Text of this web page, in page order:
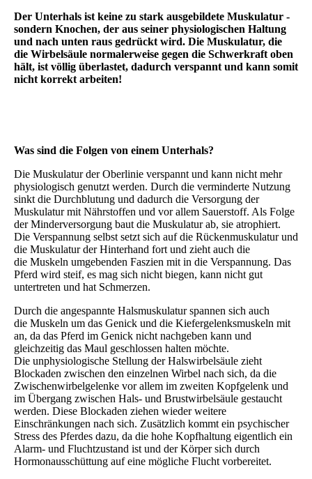
Der Unterhals ist keine zu stark ausgebildete Muskulatur -
sondern Knochen, der aus seiner physiologischen Haltung
und nach unten raus gedrückt wird. Die Muskulatur, die
die Wirbelsäule normalerweise gegen die Schwerkraft oben
hält, ist völlig überlastet, dadurch verspannt und kann somit
nicht korrekt arbeiten!
Was sind die Folgen von einem Unterhals?
Die Muskulatur der Oberlinie verspannt und kann nicht mehr
physiologisch genutzt werden. Durch die verminderte Nutzung
sinkt die Durchblutung und dadurch die Versorgung der
Muskulatur mit Nährstoffen und vor allem Sauerstoff. Als Folge
der Minderversorgung baut die Muskulatur ab, sie atrophiert.
Die Verspannung selbst setzt sich auf die Rückenmuskulatur und
die Muskulatur der Hinterhand fort und zieht auch die
die Muskeln umgebenden Faszien mit in die Verspannung. Das
Pferd wird steif, es mag sich nicht biegen, kann nicht gut
untertreten und hat Schmerzen.
Durch die angespannte Halsmuskulatur spannen sich auch
die Muskeln um das Genick und die Kiefergelenksmuskeln mit
an, da das Pferd im Genick nicht nachgeben kann und
gleichzeitig das Maul geschlossen halten möchte.
Die unphysiologische Stellung der Halswirbelsäule zieht
Blockaden zwischen den einzelnen Wirbel nach sich, da die
Zwischenwirbelgelenke vor allem im zweiten Kopfgelenk und
im Übergang zwischen Hals- und Brustwirbelsäule gestaucht
werden. Diese Blockaden ziehen wieder weitere
Einschränkungen nach sich. Zusätzlich kommt ein psychischer
Stress des Pferdes dazu, da die hohe Kopfhaltung eigentlich ein
Alarm- und Fluchtzustand ist und der Körper sich durch
Hormonausschüttung auf eine mögliche Flucht vorbereitet.